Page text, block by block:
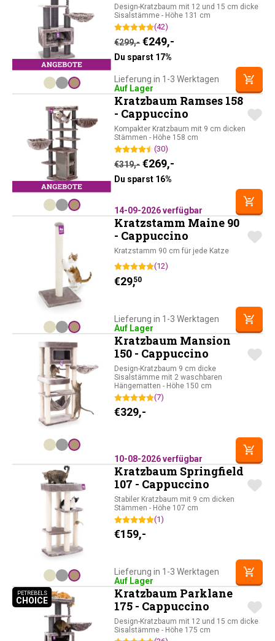
Design-Kratzbaum mit 12 und 15 cm dicke
Sisalstämme - Höhe 131 cm
(42)
€299,- Ursprünglicher Preis war:
€249,-
Du sparst 17%
Lieferung in 1-3 Werktagen
Auf Lager
Kratzbaum Ramses 158
- Cappuccino
Kompakter Kratzbaum mit 9 cm dicken
Stämmen - Höhe 158 cm
(30)
€319,- Ursprünglicher Preis war:
€269,-
Du sparst 16%
14-09-2026 verfügbar
Kratzstamm Maine 90
- Cappuccino
Kratzstamm 90 cm für jede Katze
(12)
€29,50
Lieferung in 1-3 Werktagen
Auf Lager
Kratzbaum Mansion
150 - Cappuccino
Design-Kratzbaum 9 cm dicke
Sisalstämme mit 2 waschbaren
Hängematten - Höhe 150 cm
(7)
€329,-
10-08-2026 verfügbar
Kratzbaum Springfield
107 - Cappuccino
Stabiler Kratzbaum mit 9 cm dicken
Stämmen - Höhe 107 cm
(1)
€159,-
Lieferung in 1-3 Werktagen
Auf Lager
PETREBELS
CHOICEPETREBELS CHOICE
Kratzbaum Parklane
175 - Cappuccino
Design-Kratzbaum mit 12 und 15 cm dicke
Sisalstämme - Höhe 175 cm